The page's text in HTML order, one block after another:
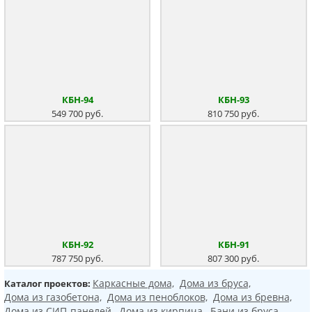
КБН-94
549 700 руб.
КБН-93
810 750 руб.
КБН-92
787 750 руб.
КБН-91
807 300 руб.
Каталог проектов: Каркасные дома, Дома из бруса,
Дома из газобетона, Дома из пеноблоков, Дома из бревна,